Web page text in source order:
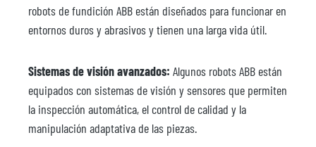
robots de fundición ABB están diseñados para funcionar en
entornos duros y abrasivos y tienen una larga vida útil.
Sistemas de visión avanzados: Algunos robots ABB están
equipados con sistemas de visión y sensores que permiten
la inspección automática, el control de calidad y la
manipulación adaptativa de las piezas.